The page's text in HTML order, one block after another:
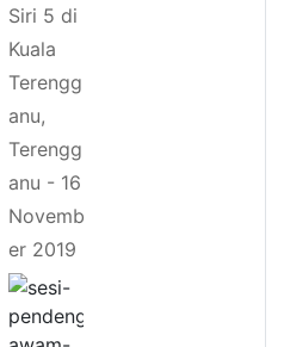
Siri 5 di
Kuala
Terengg
anu,
Terengg
anu - 16
Novemb
er 2019